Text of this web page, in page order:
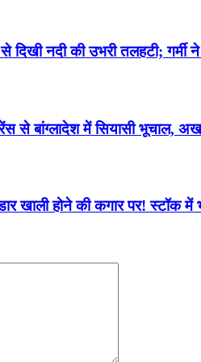
नदी की उभरी तलहटी; गर्मी ने
से बांग्लादेश में सियासी भूचाल,
खाली होने की कगार पर! स्टॉक में